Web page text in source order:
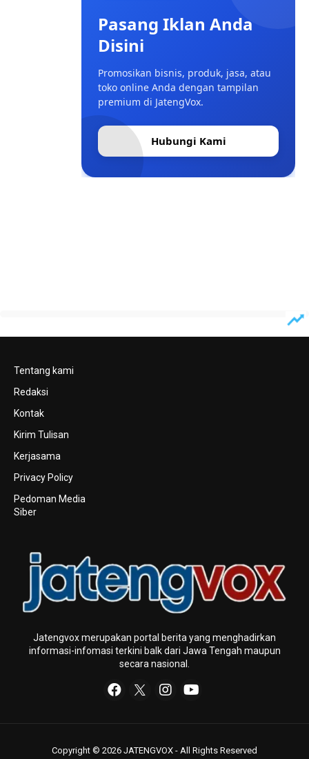
Pasang Iklan Anda
Disini
Promosikan bisnis, produk, jasa, atau
toko online Anda dengan tampilan
premium di JatengVox.
Hubungi Kami
Tentang kami
Redaksi
Kontak
Kirim Tulisan
Kerjasama
Privacy Policy
Pedoman Media
Siber
Jatengvox merupakan portal berita yang menghadirkan
informasi-infomasi terkini baIk dari Jawa Tengah maupun
secara nasional.
Copyright © 2026 JATENGVOX - All Rights Reserved